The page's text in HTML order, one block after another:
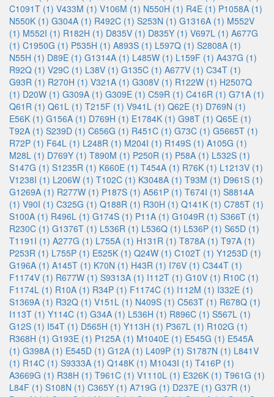
C1091T (1) V433M (1) V106M (1) N550H (1) R4E (1) P1058A (1)
N550K (1) G304A (1) R492C (1) S253N (1) G1316A (1) M552V
(1) M552I (1) R182H (1) D835V (1) D835Y (1) V697L (1) A677G
(1) C1950G (1) P535H (1) A893S (1) L597Q (1) S2808A (1)
N55H (1) D89E (1) G1314A (1) L485W (1) L159F (1) A437G (1)
R92Q (1) V29C (1) L38V (1) G135C (1) A677V (1) C34T (1)
G93R (1) R270H (1) V321A (1) G308V (1) R122W (1) H2507Q
(1) D20W (1) G309A (1) G309E (1) C59R (1) C416R (1) G71A (1)
Q61R (1) Q61L (1) T215F (1) V941L (1) Q62E (1) D769N (1)
E56K (1) G156A (1) D769H (1) E1784K (1) G98T (1) Q65E (1)
T92A (1) S239D (1) C656G (1) R451C (1) G73C (1) G5665T (1)
R72P (1) F64L (1) L248R (1) M204I (1) R149S (1) A105G (1)
M28L (1) D769Y (1) T890M (1) P250R (1) P58A (1) L532S (1)
S147G (1) S1235R (1) K660E (1) T454A (1) R76K (1) L1213V (1)
V1238I (1) L206W (1) T102C (1) K3048A (1) T93M (1) D961S (1)
G1269A (1) R277W (1) P187S (1) A561P (1) T674I (1) S8814A
(1) V90I (1) C325G (1) Q188R (1) R30H (1) Q141K (1) C785T (1)
S100A (1) R496L (1) G174S (1) P11A (1) G1049R (1) S366T (1)
R230C (1) G1376T (1) L536R (1) L536Q (1) L536P (1) S65D (1)
T1191I (1) A277G (1) L755A (1) H131R (1) T878A (1) T97A (1)
P253R (1) L755P (1) E525K (1) Q24W (1) C102T (1) Y1253D (1)
G196A (1) A145T (1) K70N (1) H43R (1) I76V (1) C344T (1)
F1174V (1) R677W (1) S9313A (1) I112T (1) G10V (1) R10C (1)
F1174L (1) R10A (1) R34P (1) F1174C (1) I112M (1) I332E (1)
S1369A (1) R32Q (1) V151L (1) N409S (1) C563T (1) R678Q (1)
I113T (1) Y114C (1) G34A (1) L536H (1) R896C (1) S567L (1)
G12S (1) I54T (1) D565H (1) Y113H (1) P367L (1) R102G (1)
R368H (1) G193E (1) P125A (1) M1040E (1) E545G (1) E545A
(1) G398A (1) E545D (1) G12A (1) L409P (1) S1787N (1) L841V
(1) R14C (1) S9333A (1) Q148K (1) M1043I (1) T416P (1)
A3669G (1) R38H (1) T961C (1) V1110L (1) E326K (1) T961G (1)
L84F (1) S108N (1) C365Y (1) A719G (1) D237E (1) G37R (1)